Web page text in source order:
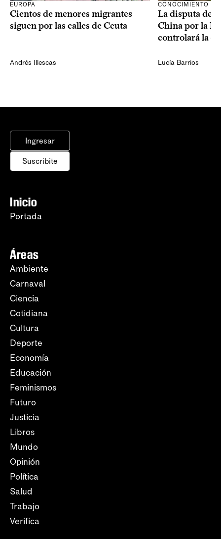
EUROPA
Cientos de menores migrantes
siguen por las calles de Ceuta
Andrés Illescas
CONOCIMIENTO
La disputa de
China por la
controlará la
Lucía Barrios
Ingresar
Suscribite
Inicio
Portada
Áreas
Ambiente
Carnaval
Ciencia
Cotidiana
Cultura
Deporte
Economía
Educación
Feminismos
Futuro
Justicia
Libros
Mundo
Opinión
Política
Salud
Trabajo
Verifica